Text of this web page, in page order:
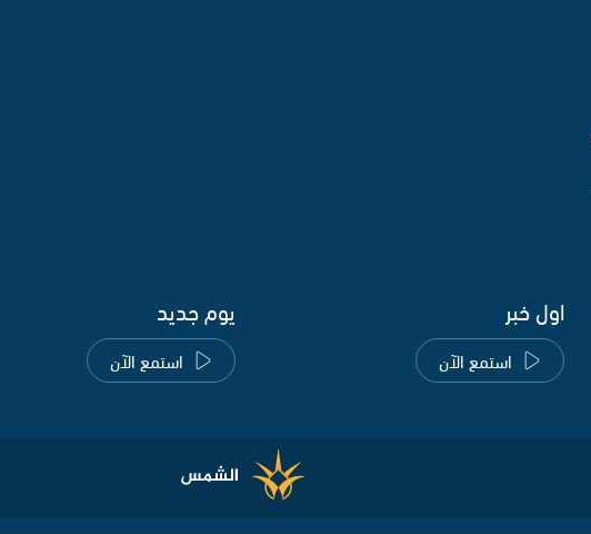
اول خبر
استمع الآن
يوم جديد
استمع الآن